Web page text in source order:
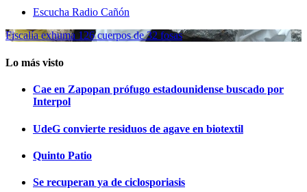
Escucha Radio Cañón
Fiscalía exhuma 126 cuerpos de 32 fosas
Lo más visto
Cae en Zapopan prófugo estadounidense buscado por
Interpol
UdeG convierte residuos de agave en biotextil
Quinto Patio
Se recuperan ya de ciclosporiasis